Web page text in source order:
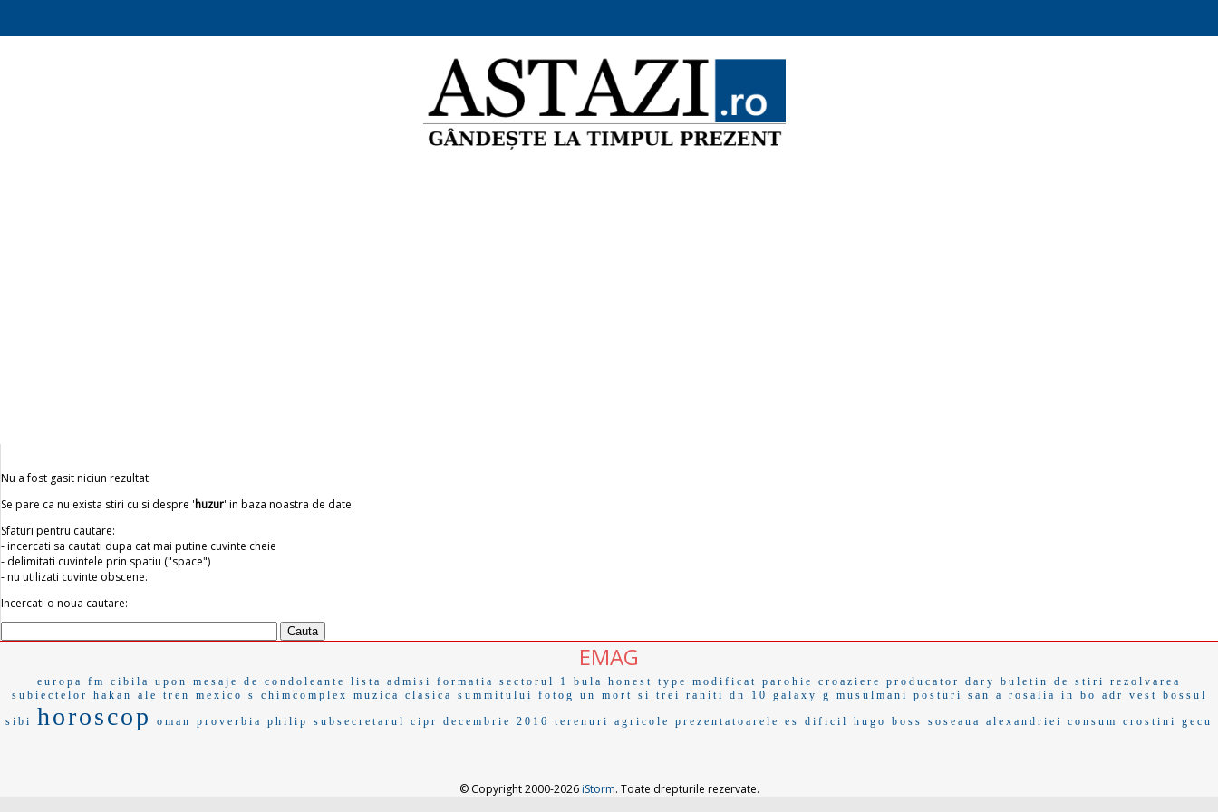
Nu a fost gasit niciun rezultat.
Se pare ca nu exista stiri cu si despre 'huzur' in baza noastra de date.
Sfaturi pentru cautare:
- incercati sa cautati dupa cat mai putine cuvinte cheie
- delimitati cuvintele prin spatiu ("space")
- nu utilizati cuvinte obscene.
Incercati o noua cautare:
EMAG
europa fm cibila upon mesaje de condoleante lista admisi formatia sectorul 1 bula honest type modificat parohie croaziere producator dary buletin de stiri
rezolvarea
subiectelor
hakan ale tren mexico s chimcomplex muzica clasica summitului fotog un mort si trei raniti dn 10 galaxy g musulmani posturi san a rosalia in bo adr vest bossul
sibi horoscop oman proverbia philip subsecretarul cipr decembrie 2016 terenuri agricole prezentatoarele es dificil hugo boss soseaua alexandriei consum crostini gecu
© Copyright 2000-2026iStorm. Toate drepturile rezervate.